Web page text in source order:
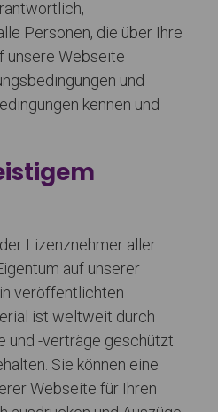
Personen, die über Ihre
unsere Webseite
und
kennen und
Lizenznehmer aller
auf unserer
veröffentlichten
ist weltweit durch
und -verträge geschützt.
Sie können eine
Webseite für Ihren